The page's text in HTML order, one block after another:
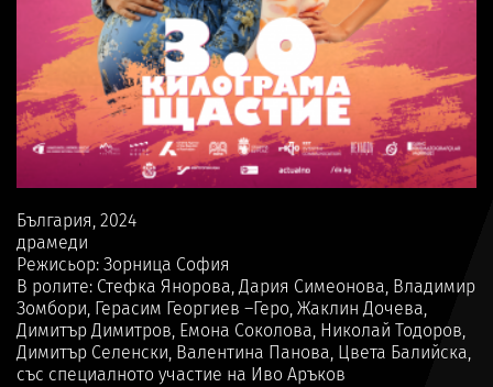
България, 2024
драмеди
Режисьор: Зорница София
В ролите: Стефка Янорова, Дария Симеонова, Владимир
Зомбори, Герасим Георгиев –Геро, Жаклин Дочева,
Димитър Димитров, Емона Соколова, Николай Тодоров,
Димитър Селенски, Валентина Панова, Цвета Балийска,
със специалното участие на Иво Аръков